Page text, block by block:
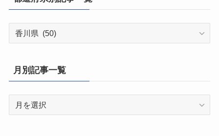
県
別
一
月別記事一覧